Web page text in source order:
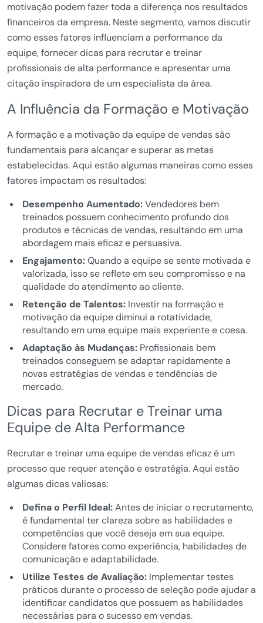
motivação podem fazer toda a diferença nos resultados
financeiros da empresa. Neste segmento, vamos discutir
como esses fatores influenciam a performance da
equipe, fornecer dicas para recrutar e treinar
profissionais de alta performance e apresentar uma
citação inspiradora de um especialista da área.
A Influência da Formação e Motivação
A formação e a motivação da equipe de vendas são
fundamentais para alcançar e superar as metas
estabelecidas. Aqui estão algumas maneiras como esses
fatores impactam os resultados:
Desempenho Aumentado:Vendedores bem
treinados possuem conhecimento profundo dos
produtos e técnicas de vendas, resultando em uma
abordagem mais eficaz e persuasiva.
Engajamento:Quando a equipe se sente motivada e
valorizada, isso se reflete em seu compromisso e na
qualidade do atendimento ao cliente.
Retenção de Talentos:Investir na formação e
motivação da equipe diminui a rotatividade,
resultando em uma equipe mais experiente e coesa.
Adaptação às Mudanças:Profissionais bem
treinados conseguem se adaptar rapidamente a
novas estratégias de vendas e tendências de
mercado.
Dicas para Recrutar e Treinar uma
Equipe de Alta Performance
Recrutar e treinar uma equipe de vendas eficaz é um
processo que requer atenção e estratégia. Aqui estão
algumas dicas valiosas:
Defina o Perfil Ideal:Antes de iniciar o recrutamento,
é fundamental ter clareza sobre as habilidades e
competências que você deseja em sua equipe.
Considere fatores como experiência, habilidades de
comunicação e adaptabilidade.
Utilize Testes de Avaliação:Implementar testes
práticos durante o processo de seleção pode ajudar a
identificar candidatos que possuem as habilidades
necessárias para o sucesso em vendas.